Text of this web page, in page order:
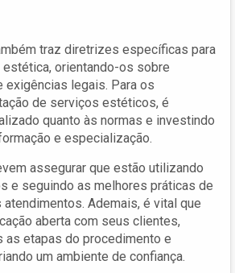
traz diretrizes específicas para
orientando-os sobre
exigências legais. Para os
de serviços estéticos, é
quanto às normas e investindo
e especialização.
assegurar que estão utilizando
e seguindo as melhores práticas de
atendimentos. Ademais, é vital que
aberta com seus clientes,
as etapas do procedimento e
um ambiente de confiança.